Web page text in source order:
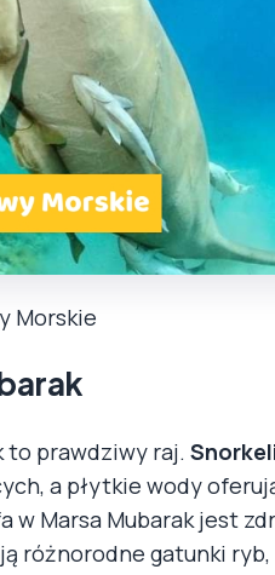
Morskie
to prawdziwy raj.
a płytkie wody
Marsa Mubarak jest
różnorodne gatunki